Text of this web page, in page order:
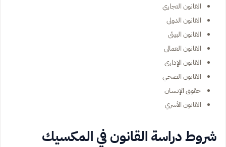
القانون التجاري
القانون الدولي
القانون البيئي
القانون العمالي
القانون الإداري
القانون الصحي
حقوق الإنسان
القانون الأسري
شروط دراسة القانون في المكسيك